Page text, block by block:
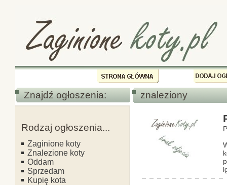
Znajdź ogłoszenia:
Rodzaj ogłoszenia...
Zaginione koty
Znalezione koty
Oddam
Sprzedam
Kupię kota
znaleziony